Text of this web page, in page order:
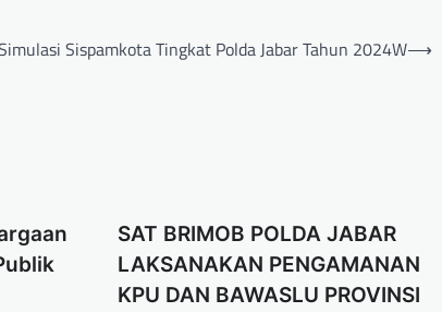
Sispamkota Tingkat Polda Jabar Tahun 2024W⟶
SAT BRIMOB POLDA JABAR
LAKSANAKAN PENGAMANAN
KPU DAN BAWASLU PROVINSI